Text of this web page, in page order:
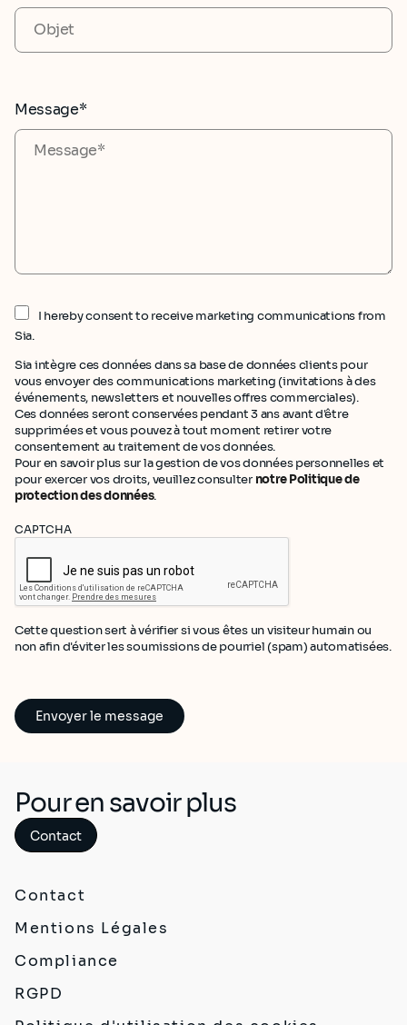
Message*
I hereby consent to receive marketing communications from
Sia.
Sia intègre ces données dans sa base de données clients pour
vous envoyer des communications marketing (invitations à des
événements, newsletters et nouvelles offres commerciales).
Ces données seront conservées pendant 3 ans avant d'être
supprimées et vous pouvez à tout moment retirer votre
consentement au traitement de vos données.
Pour en savoir plus sur la gestion de vos données personnelles et
pour exercer vos droits, veuillez consulter notre Politique de
protection des données.
CAPTCHA
Cette question sert à vérifier si vous êtes un visiteur humain ou
non afin d'éviter les soumissions de pourriel (spam) automatisées.
Pour en savoir plus
Contact
Contact
Mentions Légales
Compliance
RGPD